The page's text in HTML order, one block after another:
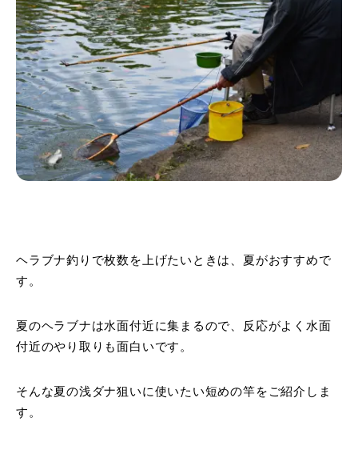
ヘラブナ釣りで枚数を上げたいときは、夏がおすすめで
す。
夏のヘラブナは水面付近に集まるので、反応がよく水面
付近のやり取りも面白いです。
そんな夏の浅ダナ狙いに使いたい短めの竿をご紹介しま
す。